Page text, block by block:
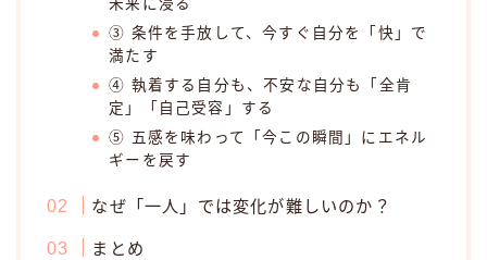
未来に浸る
③ 条件を手放して、今すぐ自分を「快」で
満たす
④ 執着する自分も、不安な自分も「全肯
定」「自己受容」する
⑤ 五感を味わって「今この瞬間」にエネル
ギーを戻す
なぜ「一人」では変化が難しいのか？
まとめ